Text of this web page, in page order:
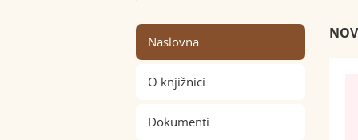
Naslovna
O knjižnici
Dokumenti